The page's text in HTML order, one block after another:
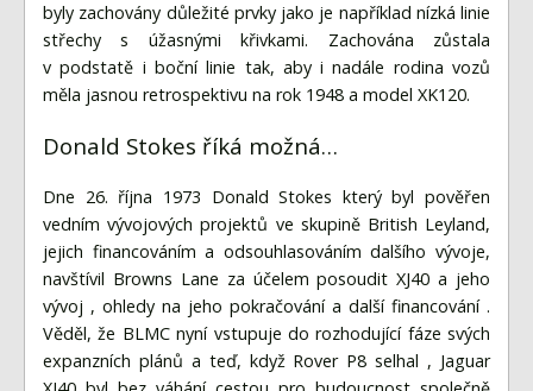
byly zachovány důležité prvky jako je například nízká linie
střechy s úžasnými křivkami. Zachována zůstala
v podstatě i boční linie tak, aby i nadále rodina vozů
měla jasnou retrospektivu na rok 1948 a model XK120.
Donald Stokes říká možná…
Dne 26. října 1973 Donald Stokes který byl pověřen
vedním vývojových projektů ve skupině British Leyland,
jejich financováním a odsouhlasováním dalšího vývoje,
navštívil Browns Lane za účelem posoudit XJ40 a jeho
vývoj , ohledy na jeho pokračování a další financování .
Věděl, že BLMC nyní vstupuje do rozhodující fáze svých
expanzních plánů a teď, když Rover P8 selhal , Jaguar